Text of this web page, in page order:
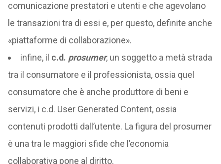
comunicazione prestatori e utenti e che agevolano
le transazioni tra di essi e, per questo, definite anche
«piattaforme di collaborazione».
infine, il c.d. prosumer, un soggetto a metà strada
tra il consumatore e il professionista, ossia quel
consumatore che è anche produttore di beni e
servizi, i c.d. User Generated Content, ossia
contenuti prodotti dall’utente. La figura del prosumer
è una tra le maggiori sfide che l’economia
collaborativa pone al diritto.